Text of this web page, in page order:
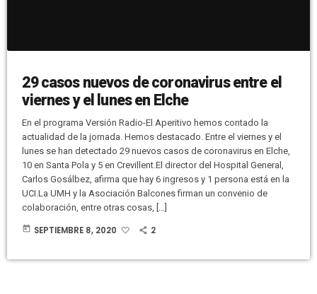
29 casos nuevos de coronavirus entre el
viernes y el lunes en Elche
En el programa Versión Radio-El Aperitivo hemos contado la
actualidad de la jornada. Hemos destacado. Entre el viernes y el
lunes se han detectado 29 nuevos casos de coronavirus en Elche,
10 en Santa Pola y 5 en Crevillent.El director del Hospital General,
Carlos Gosálbez, afirma que hay 6 ingresos y 1 persona está en la
UCI.La UMH y la Asociación Balcones firman un convenio de
colaboración, entre otras cosas, […]
today SEPTIEMBRE 8, 2020 2